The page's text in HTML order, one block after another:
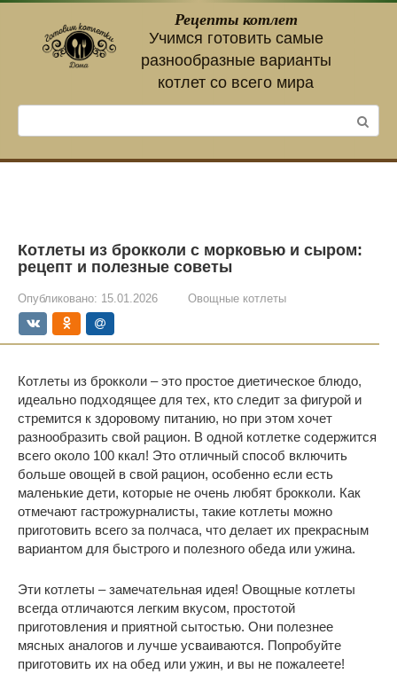
контенту
Рецепты котлет
Учимся готовить самые
разнообразные варианты
котлет со всего мира
Котлеты из брокколи с морковью и сыром:
рецепт и полезные советы
Опубликовано: 15.01.2026 Овощные котлеты
Котлеты из брокколи – это простое диетическое блюдо,
идеально подходящее для тех, кто следит за фигурой и
стремится к здоровому питанию, но при этом хочет
разнообразить свой рацион. В одной котлетке содержится
всего около 100 ккал! Это отличный способ включить
больше овощей в свой рацион, особенно если есть
маленькие дети, которые не очень любят брокколи. Как
отмечают гастрожурналисты, такие котлеты можно
приготовить всего за полчаса, что делает их прекрасным
вариантом для быстрого и полезного обеда или ужина.
Эти котлеты – замечательная идея! Овощные котлеты
всегда отличаются легким вкусом, простотой
приготовления и приятной сытостью. Они полезнее
мясных аналогов и лучше усваиваются. Попробуйте
приготовить их на обед или ужин, и вы не пожалеете!